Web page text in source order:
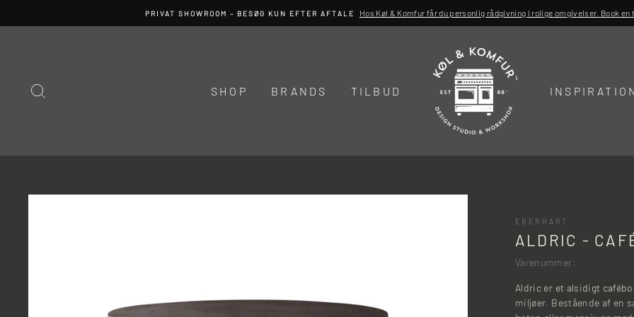
PRIVAT SHOWROOM – BESØG KUN EFTER AFTALE Hos Køl & Komfur får du personlig rådgivning i rolige omgivelser. Book
SHOP BRANDS TILBUD
EBERHART
ALDRIC -
Varenummer:
Aldric er et alsidigt
miljøer. Bestående af en